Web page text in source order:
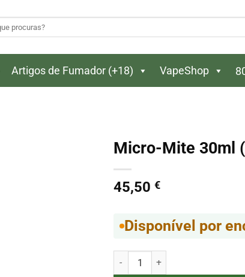
Artigos de Fumador (+18) VapeShop
Micro-Mite 30ml
45,50 €
Disponível por
Quantidade de Micro-Mite 30ml